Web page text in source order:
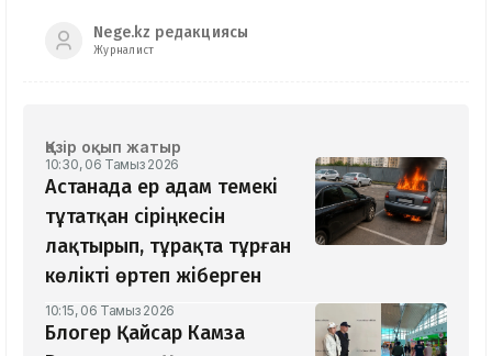
Nege.kz редакциясы
Журналист
Қазір оқып жатыр
10:30, 06 Тамыз 2026
Астанада ер адам темекі
тұтатқан сіріңкесін
лақтырып, тұрақта тұрған
көлікті өртеп жіберген
10:15, 06 Тамыз 2026
Блогер Қайсар Камза